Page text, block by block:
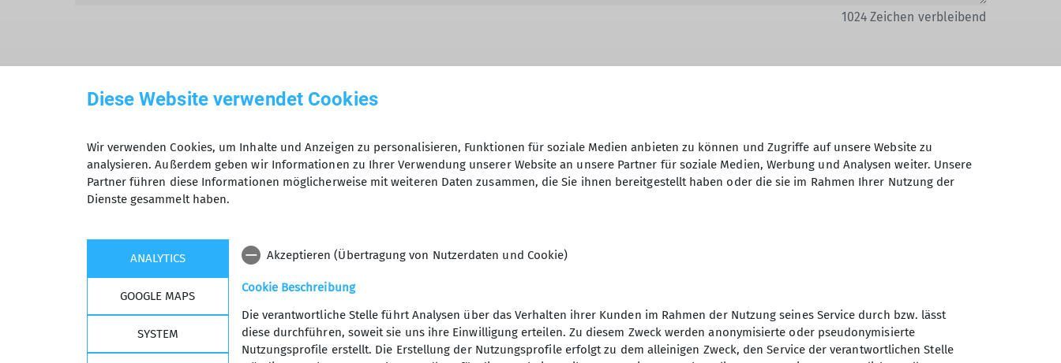
1024Zeichen verbleibend
Hiermit bestätige ich die Kenntnisnahme der Datenschutzerklärung *
Hiermit erkläre ich mich einverstanden, dass meine in das Kontaktformular eingegebenen Daten elektronisch gesichert und zum
Zweck der Kontaktaufnahme verarbeitet und genutzt werden. Mir ist bekannt, dass ich meine Einwilligung jederzeit wiederrufen kann.
*
Sektion Universitäts -
Diese Website verwendet Cookies
Wir verwenden Cookies, um Inhalte und Anzeigen zu personalisieren, Funktionen für soziale Medien anbieten zu können und Zugriffe auf unsere Website zu
analysieren. Außerdem geben wir Informationen zu Ihrer Verwendung unserer Website an unsere Partner für soziale Medien, Werbung und Analysen weiter. Unsere
Partner führen diese Informationen möglicherweise mit weiteren Daten zusammen, die Sie ihnen bereitgestellt haben oder die sie im Rahmen Ihrer Nutzung der
Dienste gesammelt haben.
ANALYTICS
GOOGLE MAPS
SYSTEM
Akzeptieren (Übertragung von Nutzerdaten und Cookie)
Cookie Beschreibung
Die verantwortliche Stelle führt Analysen über das Verhalten ihrer Kunden im Rahmen der Nutzung seines Service durch bzw. lässt
diese durchführen, soweit sie uns ihre Einwilligung erteilen. Zu diesem Zweck werden anonymisierte oder pseudonymisierte
Nutzungsprofile erstellt. Die Erstellung der Nutzungsprofile erfolgt zu dem alleinigen Zweck, den Service der verantwortlichen Stelle